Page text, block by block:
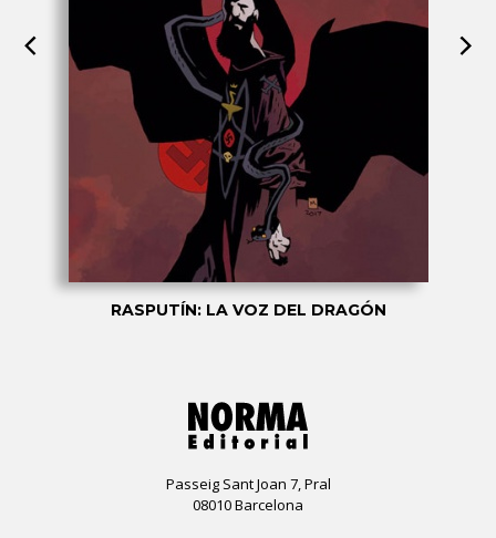
RASPUTÍN: LA VOZ DEL DRAGÓN
Passeig Sant Joan 7, Pral
08010 Barcelona